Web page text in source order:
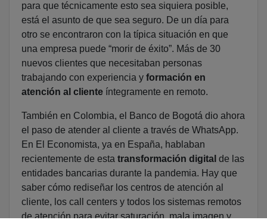
para que técnicamente esto sea siquiera posible,
está el asunto de que sea seguro. De un día para
otro se encontraron con la típica situación en que
una empresa puede “morir de éxito”. Más de 30
nuevos clientes que necesitaban personas
trabajando con experiencia y formación en
atención al cliente íntegramente en remoto.
También en Colombia, el Banco de Bogotá dio ahora
el paso de atender al cliente a través de WhatsApp.
En El Economista, ya en España, hablaban
recientemente de esta transformación digital de las
entidades bancarias durante la pandemia. Hay que
saber cómo rediseñar los centros de atención al
cliente, los call centers y todos los sistemas remotos
de atención para evitar saturación, mala imagen y